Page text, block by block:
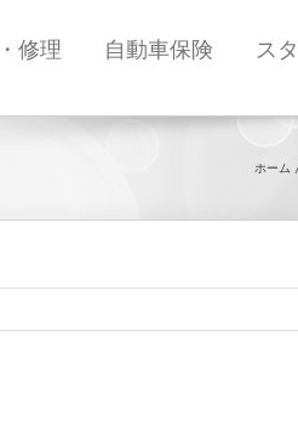
修理 自動車保険 ス
ホーム